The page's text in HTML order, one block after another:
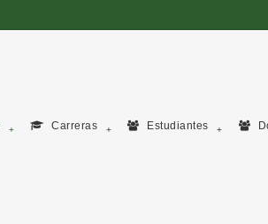
Carreras Estudiantes